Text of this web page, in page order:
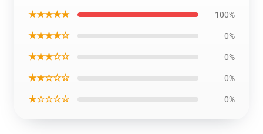
★★★★★ 100%
★★★★☆ 0%
★★★☆☆ 0%
★★☆☆☆ 0%
★☆☆☆☆ 0%